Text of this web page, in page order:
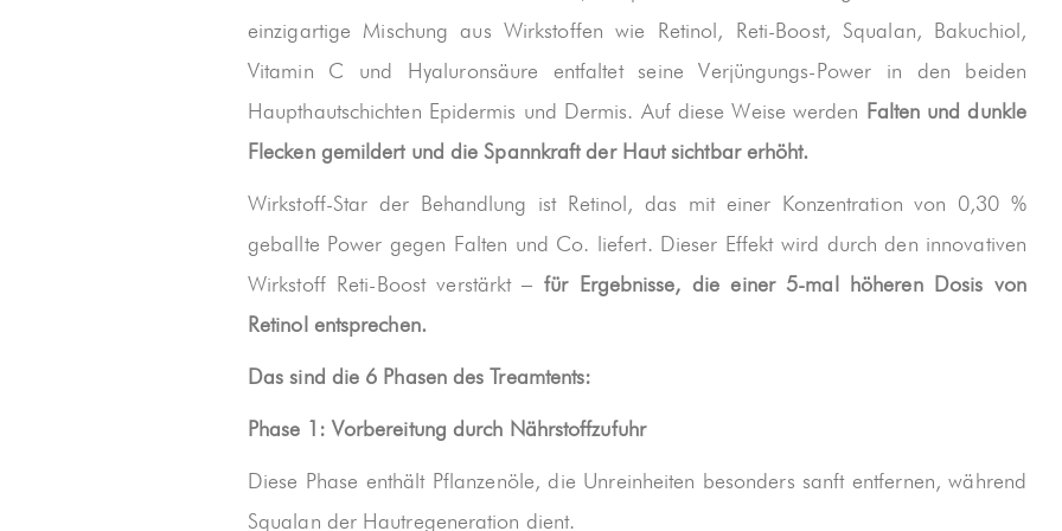
einzigartige Mischung aus Wirkstoffen wie Retinol, Reti-Boost, Squalan, Bakuchiol,
Vitamin C und Hyaluronsäure entfaltet seine Verjüngungs-Power in den beiden
Haupthautschichten Epidermis und Dermis. Auf diese Weise werden Falten und dunkle
Flecken gemildert und die Spannkraft der Haut sichtbar erhöht.
Wirkstoff-Star der Behandlung ist Retinol, das mit einer Konzentration von 0,30 %
geballte Power gegen Falten und Co. liefert. Dieser Effekt wird durch den innovativen
Wirkstoff Reti-Boost verstärkt – für Ergebnisse, die einer 5-mal höheren Dosis von
Retinol entsprechen.
Das sind die 6 Phasen des Treamtents:
Phase 1: Vorbereitung durch Nährstoffzufuhr
Diese Phase enthält Pflanzenöle, die Unreinheiten besonders sanft entfernen, während
Squalan der Hautregeneration dient.